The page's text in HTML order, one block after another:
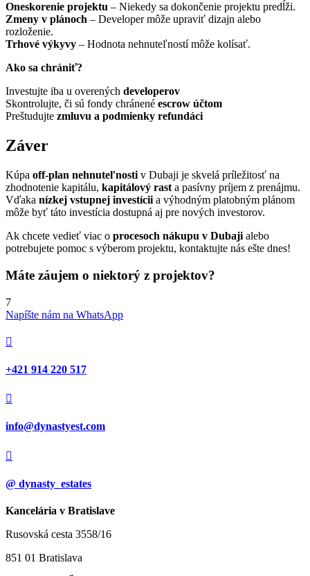
Oneskorenie projektu – Niekedy sa dokončenie projektu predĺži.
Zmeny v plánoch – Developer môže upraviť dizajn alebo
rozloženie.
Trhové výkyvy – Hodnota nehnuteľností môže kolísať.
Ako sa chrániť?
Investujte iba u overených developerov
Skontrolujte, či sú fondy chránené escrow účtom
Preštudujte zmluvu a podmienky refundáci
Záver
Kúpa off-plan nehnuteľnosti v Dubaji je skvelá príležitosť na
zhodnotenie kapitálu, kapitálový rast a pasívny príjem z prenájmu.
Vďaka nízkej vstupnej investícii a výhodným platobným plánom
môže byť táto investícia dostupná aj pre nových investorov.
Ak chcete vedieť viac o procesoch nákupu v Dubaji alebo
potrebujete pomoc s výberom projektu, kontaktujte nás ešte dnes!
Máte záujem o niektorý z projektov?
7
Napíšte nám na WhatsApp

‭+421 914 220 517

info@dynastyest.com

@ dynasty_estates
Kancelária v Bratislave
Rusovská cesta 3558/16
851 01 Bratislava